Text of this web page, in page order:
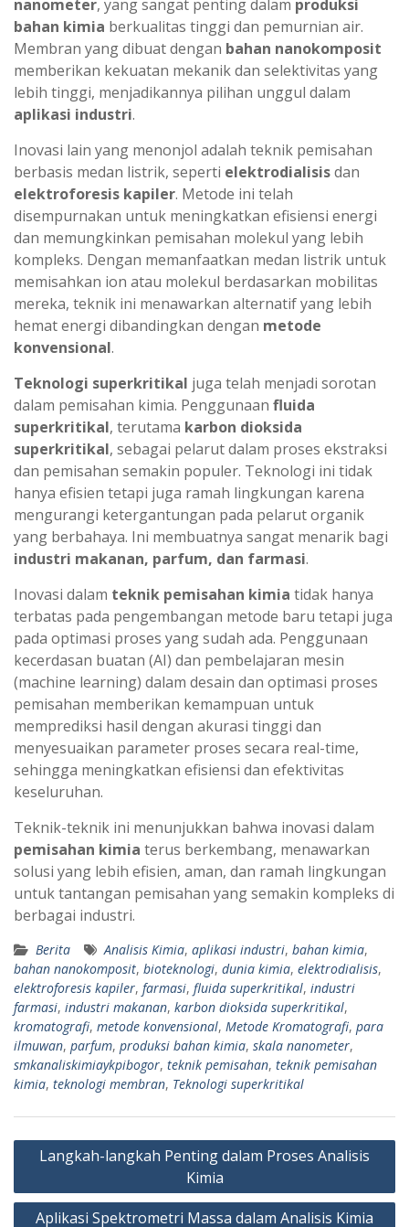
nanometer, yang sangat penting dalam produksi
bahan kimia berkualitas tinggi dan pemurnian air.
Membran yang dibuat dengan bahan nanokomposit
memberikan kekuatan mekanik dan selektivitas yang
lebih tinggi, menjadikannya pilihan unggul dalam
aplikasi industri.
Inovasi lain yang menonjol adalah teknik pemisahan
berbasis medan listrik, seperti elektrodialisisdan
elektroforesis kapiler. Metode ini telah
disempurnakan untuk meningkatkan efisiensi energi
dan memungkinkan pemisahan molekul yang lebih
kompleks. Dengan memanfaatkan medan listrik untuk
memisahkan ion atau molekul berdasarkan mobilitas
mereka, teknik ini menawarkan alternatif yang lebih
hemat energi dibandingkan dengan metode
konvensional.
Teknologi superkritikal juga telah menjadi sorotan
dalam pemisahan kimia. Penggunaan fluida
superkritikal, terutama karbon dioksida
superkritikal, sebagai pelarut dalam proses ekstraksi
dan pemisahan semakin populer. Teknologi ini tidak
hanya efisien tetapi juga ramah lingkungan karena
mengurangi ketergantungan pada pelarut organik
yang berbahaya. Ini membuatnya sangat menarik bagi
industri makanan, parfum, dan farmasi.
Inovasi dalam teknik pemisahan kimia tidak hanya
terbatas pada pengembangan metode baru tetapi juga
pada optimasi proses yang sudah ada. Penggunaan
kecerdasan buatan (AI) dan pembelajaran mesin
(machine learning) dalam desain dan optimasi proses
pemisahan memberikan kemampuan untuk
memprediksi hasil dengan akurasi tinggi dan
menyesuaikan parameter proses secara real-time,
sehingga meningkatkan efisiensi dan efektivitas
keseluruhan.
Teknik-teknik ini menunjukkan bahwa inovasi dalam
pemisahan kimia terus berkembang, menawarkan
solusi yang lebih efisien, aman, dan ramah lingkungan
untuk tantangan pemisahan yang semakin kompleks di
berbagai industri.
Berita Analisis Kimia, aplikasi industri, bahan kimia,
bahan nanokomposit, bioteknologi, dunia kimia, elektrodialisis,
elektroforesis kapiler, farmasi, fluida superkritikal, industri
farmasi, industri makanan, karbon dioksida superkritikal,
kromatografi, metode konvensional, Metode Kromatografi, para
ilmuwan, parfum, produksi bahan kimia, skala nanometer,
smkanaliskimiaykpibogor, teknik pemisahan, teknik pemisahan
kimia, teknologi membran, Teknologi superkritikal
Navigasi
Langkah-langkah Penting dalam Proses Analisis
Kimia
Aplikasi Spektrometri Massa dalam Analisis Kimia